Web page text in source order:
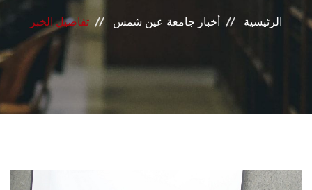
المراكز والوحدات
الأنظمة الذكية
الرئيسية أخبار جامعة عين شمس تفاصيل الخبر